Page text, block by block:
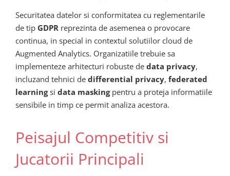
Securitatea datelor si conformitatea cu reglementarile
de tip GDPR reprezinta de asemenea o provocare
continua, in special in contextul solutiilor cloud de
Augmented Analytics. Organizatiile trebuie sa
implementeze arhitecturi robuste de data privacy,
incluzand tehnici de differential privacy, federated
learningsi data maskingpentru a proteja informatiile
sensibile in timp ce permit analiza acestora.
Peisajul Competitiv si
Jucatorii Principali